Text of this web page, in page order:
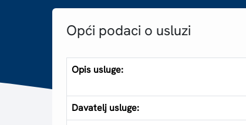
Opći podaci o usluzi
Opis usluge:
Davatelj usluge: